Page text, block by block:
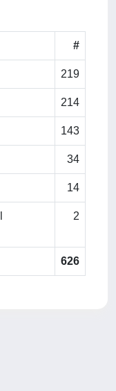
#
219
214
143
34
14
2
626